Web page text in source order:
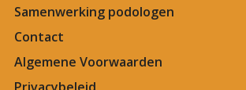
Samenwerking podologen
Contact
Algemene Voorwaarden